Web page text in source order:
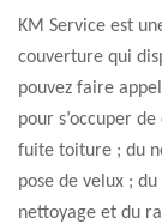
KM Service est
couverture qui
pouvez faire
pour s’occuper
fuite toiture ; du
pose de velux ;
nettoyage et du